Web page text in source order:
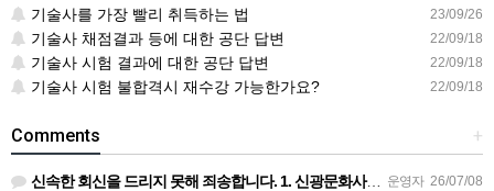
23/09/26
기술사를 가장 빨리 취득하는 법
22/09/18
기술사 채점결과 등에 대한 공단 답변
22/09/18
기술사 시험 결과에 대한 공단 답변
22/09/18
기술사 시험 불합격시 재수강 가능한가요?
+
Comments
운영자 26/07/08
신속한 회신을 드리지 못해 죄송합니다. 1. 신광문화사 책은 별도 구매 추천드립니다. 2. 오티는 9.19.…